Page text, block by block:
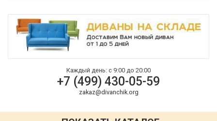
Оплата и доставка
Контакты
Каждый день: с 9:00 до 20:00
+7 (499) 430-05-59
zakaz@divanchik.org